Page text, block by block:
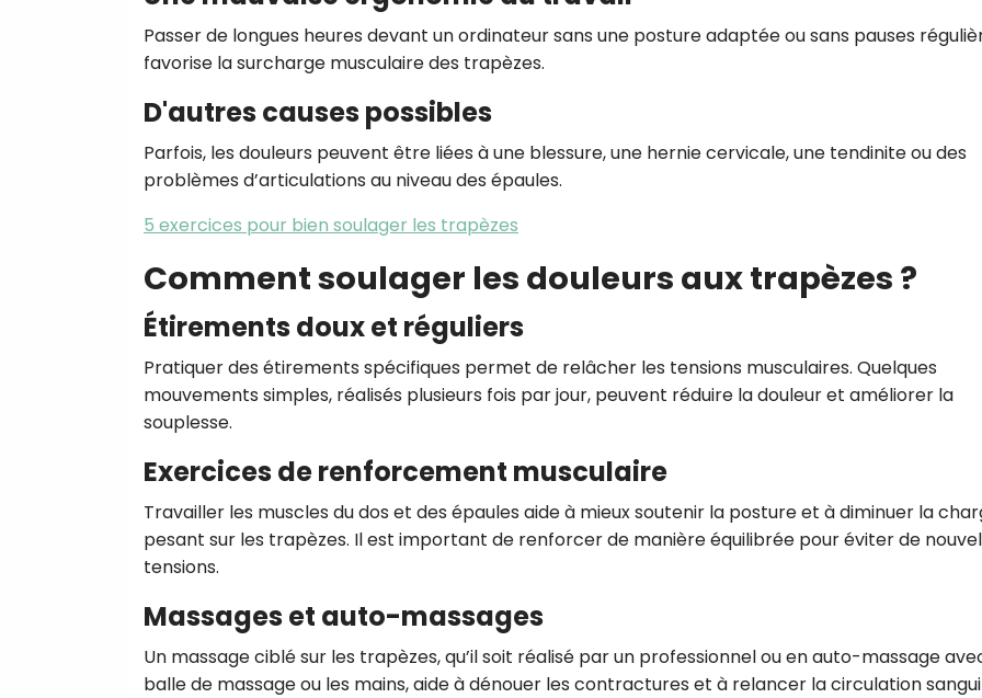
Passer de longues heures devant un ordinateur sans une posture adaptée ou sans pauses
favorise la surcharge musculaire des trapèzes.
D'autres causes possibles
Parfois, les douleurs peuvent être liées à une blessure, une hernie cervicale, une tendinite ou des
problèmes d’articulations au niveau des épaules.
5 exercices pour bien soulager les trapèzes
Comment soulager les douleurs aux trapèzes ?
Étirements doux et réguliers
Pratiquer des étirements spécifiques permet de relâcher les tensions musculaires. Quelques
mouvements simples, réalisés plusieurs fois par jour, peuvent réduire la douleur et améliorer la
souplesse.
Exercices de renforcement musculaire
Travailler les muscles du dos et des épaules aide à mieux soutenir la posture et à diminuer la
pesant sur les trapèzes. Il est important de renforcer de manière équilibrée pour éviter de
tensions.
Massages et auto-massages
Un massage ciblé sur les trapèzes, qu’il soit réalisé par un professionnel ou en auto-massage
balle de massage ou les mains, aide à dénouer les contractures et à relancer la circulation